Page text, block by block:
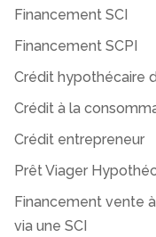
Financement SCI
Financement SCPI
Crédit hypothécaire
Crédit à la
Crédit entrepreneur
Prêt Viager
Financement vente
via une SCI